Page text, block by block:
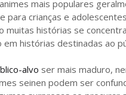
mais populares
para crianças e
muitas histórias se
em histórias destinadas ao
alvo ser mais maduro,
seinen podem ser